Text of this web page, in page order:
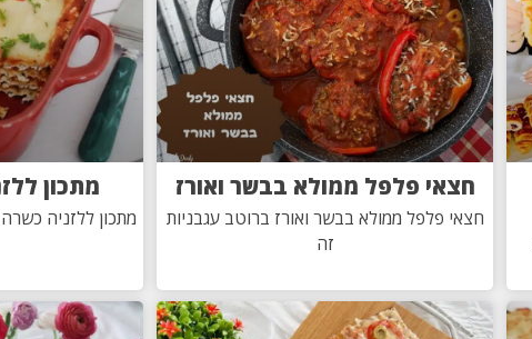
חצאי פלפל ממולא בבשר ואורז
חצאי פלפל ממולא בבשר ואורז ברוטב עגבניות
זה
מתכון
מתכון ללזניה